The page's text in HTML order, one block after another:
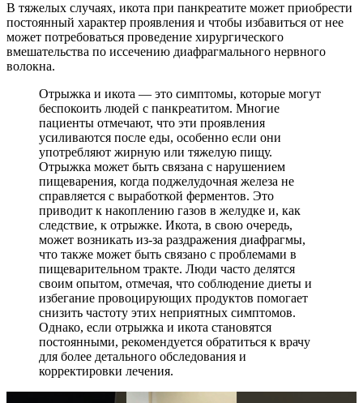
В тяжелых случаях, икота при панкреатите может приобрести
постоянный характер проявления и чтобы избавиться от нее
может потребоваться проведение хирургического
вмешательства по иссечению диафрагмального нервного
волокна.
Отрыжка и икота — это симптомы, которые могут
беспокоить людей с панкреатитом. Многие
пациенты отмечают, что эти проявления
усиливаются после еды, особенно если они
употребляют жирную или тяжелую пищу.
Отрыжка может быть связана с нарушением
пищеварения, когда поджелудочная железа не
справляется с выработкой ферментов. Это
приводит к накоплению газов в желудке и, как
следствие, к отрыжке. Икота, в свою очередь,
может возникать из-за раздражения диафрагмы,
что также может быть связано с проблемами в
пищеварительном тракте. Люди часто делятся
своим опытом, отмечая, что соблюдение диеты и
избегание провоцирующих продуктов помогает
снизить частоту этих неприятных симптомов.
Однако, если отрыжка и икота становятся
постоянными, рекомендуется обратиться к врачу
для более детального обследования и
корректировки лечения.